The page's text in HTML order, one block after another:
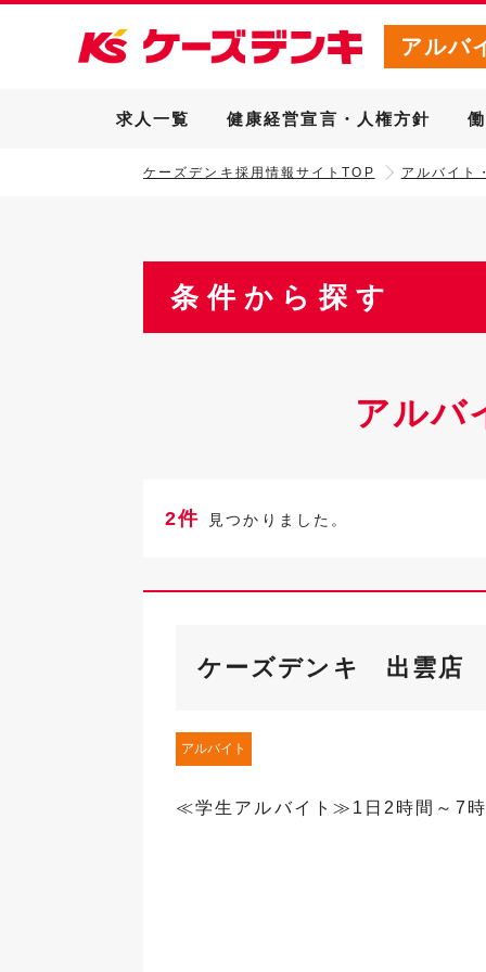
アルバ
求人一覧 健康経営宣言・人権方針
ケーズデンキ採用情報サイトTOP アルバイト
条件から探す
アルバ
2件 見つかりました。
ケーズデンキ 出雲店
アルバイト
≪学生アルバイト≫1日2時間～7時